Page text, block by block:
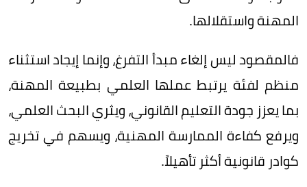
المهنة واستقلالها.
فالمقصود ليس إلغاء مبدأ التفرغ، وإنما إيجاد استثناء
منظم لفئة يرتبط عملها العلمي بطبيعة المهنة،
بما يعزز جودة التعليم القانوني، ويثري البحث العلمي،
ويرفع كفاءة الممارسة المهنية، ويسهم في تخريج
كوادر قانونية أكثر تأهيلاً.